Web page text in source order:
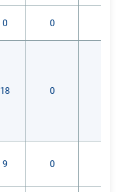
0 0
18 0
9 0